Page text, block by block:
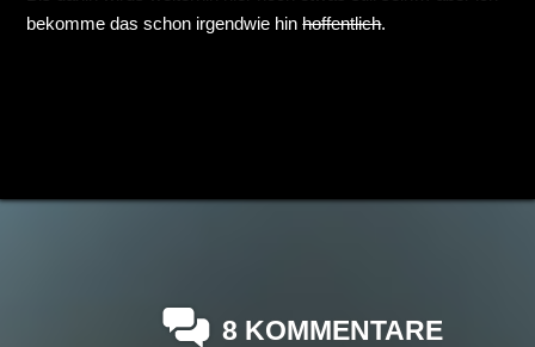
bekomme das schon irgendwie hinhoffentlich.
8 KOMMENTARE